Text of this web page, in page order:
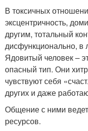
В токсичных
эксцентричность,
другим, тотальный
дисфункционально, в
Ядовитый человек –
опасный тип. Они
чувствуют себя
других и даже
Общение с ними
ресурсов.